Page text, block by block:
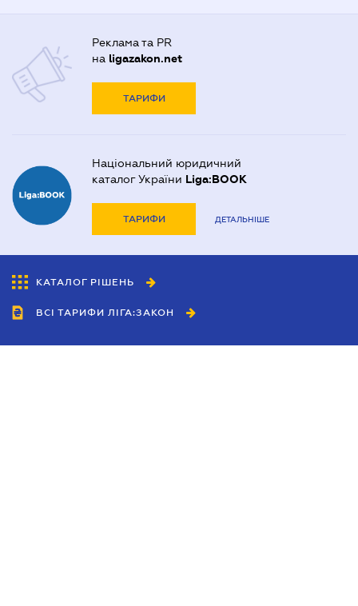
Реклама та PR
на ligazakon.net
ТАРИФИ
Національний юридичний
каталог України Liga:BOOK
ТАРИФИ ДЕТАЛЬНІШЕ
КАТАЛОГ РІШЕНЬ
ВСІ ТАРИФИ ЛІГА:ЗАКОН